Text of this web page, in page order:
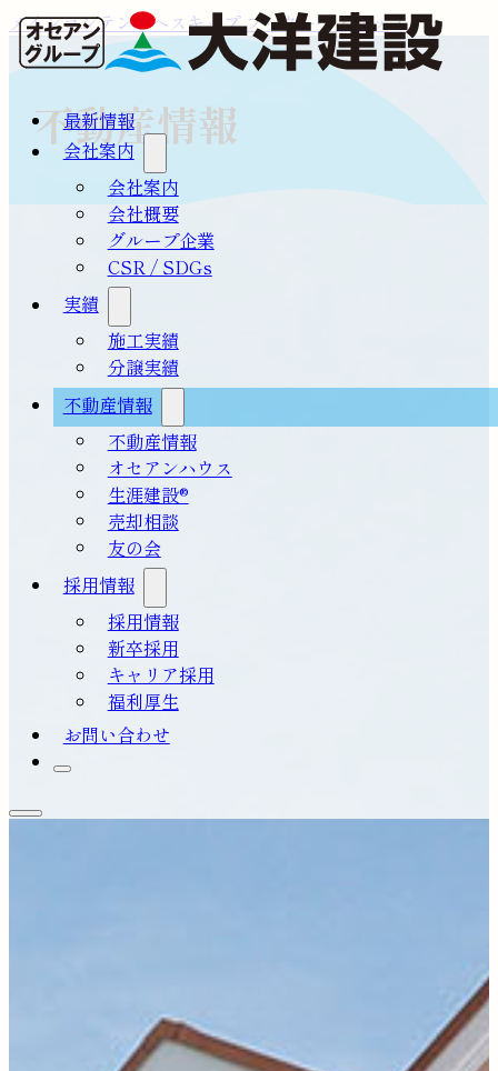
メインコンテンツへスキップフッターへスキップ
最新情報
会社案内
会社案内
会社概要
グループ企業
CSR / SDGs
実績
施工実績
分譲実績
不動産情報
不動産情報
オセアンハウス
生涯建設®
売却相談
友の会
採用情報
採用情報
新卒採用
キャリア採用
福利厚生
お問い合わせ
不動産情報